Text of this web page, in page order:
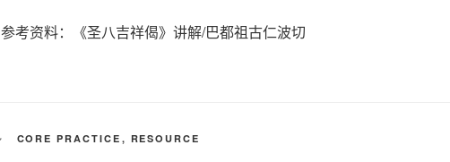
参考资料： 《圣八吉祥偈》讲解/巴都祖古仁波切
CORE PRACTICE , RESOURCE